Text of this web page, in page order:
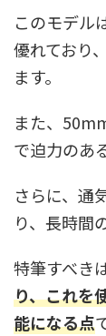
このモデル
優れており
ます。
また、
で迫力のあ
さらに、通
り、長時間
特筆すべきは
り、これを
能になる点